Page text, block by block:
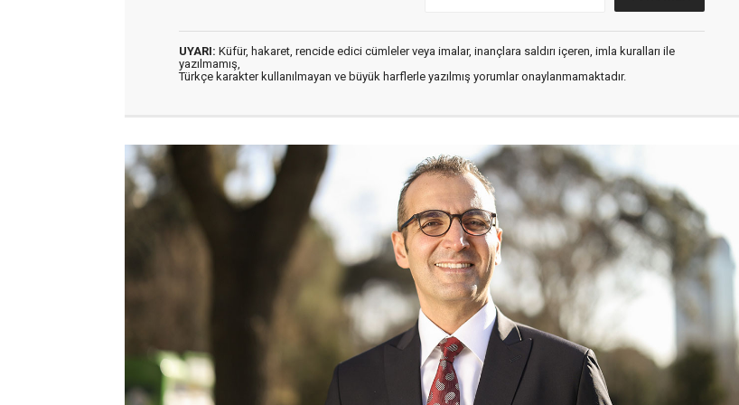
UYARI: Küfür, hakaret, rencide edici cümleler veya imalar, inançlara saldırı içeren, imla kuralları ile
yazılmamış,
Türkçe karakter kullanılmayan ve büyük harflerle yazılmış yorumlar onaylanmamaktadır.